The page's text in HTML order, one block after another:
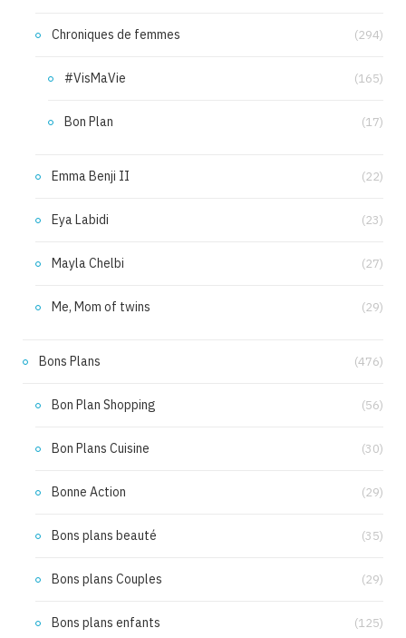
Chroniques de femmes (294)
#VisMaVie (165)
Bon Plan (17)
Emma Benji II (22)
Eya Labidi (23)
Mayla Chelbi (27)
Me, Mom of twins (29)
Bons Plans (476)
Bon Plan Shopping (56)
Bon Plans Cuisine (30)
Bonne Action (29)
Bons plans beauté (35)
Bons plans Couples (29)
Bons plans enfants (125)